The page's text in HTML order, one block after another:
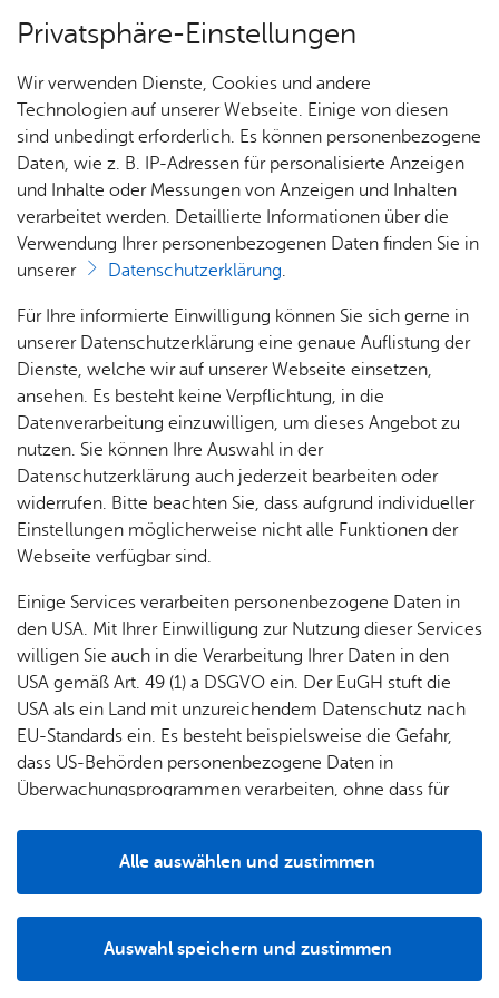
Heute
Alle Ter­mi­ne
Ter­min spei­chern
Ver­an­stal­tung dru­cken
Vor­le­sen
Werft­be­sich­ti­gung im Zep­pe­
lin-Han­gar
Diens­tag, 20. Ok­to­ber 2026
als Einzelperson, Paar oder Familie. Bei Ihrer Besichtigung
erhalten Sie exklusive Einblicke hinter die Kulissen und
nächster Nähe, verständlich erklärt und überraschend
spannend: So wird die Faszination Zeppelin NT auch für
Privatsphäre-Einstellungen
Wir verwenden Dienste, Cookies und andere
Technologien auf unserer Webseite. Einige von diesen
sind unbedingt erforderlich. Es können personenbezogene
Daten, wie z. B. IP-Adressen für personalisierte Anzeigen
und Inhalte oder Messungen von Anzeigen und Inhalten
verarbeitet werden. Detaillierte Informationen über die
Verwendung Ihrer personenbezogenen Daten finden Sie in
unserer
Datenschutzerklärung.
Für Ihre informierte Einwilligung können Sie sich gerne in
unserer Datenschutzerklärung eine genaue Auflistung der
Dienste, welche wir auf unserer Webseite einsetzen,
ansehen. Es besteht keine Verpflichtung, in die
Datenverarbeitung einzuwilligen, um dieses Angebot zu
nutzen. Sie können Ihre Auswahl in der
Datenschutzerklärung auch jederzeit bearbeiten oder
widerrufen. Bitte beachten Sie, dass aufgrund individueller
Einstellungen möglicherweise nicht alle Funktionen der
Webseite verfügbar sind.
Einige Services verarbeiten personenbezogene Daten in
den USA. Mit Ihrer Einwilligung zur Nutzung dieser Services
willigen Sie auch in die Verarbeitung Ihrer Daten in den
USA gemäß Art. 49 (1) a DSGVO ein. Der EuGH stuft die
USA als ein Land mit unzureichendem Datenschutz nach
EU-Standards ein. Es besteht beispielsweise die Gefahr,
dass US-Behörden personenbezogene Daten in
Überwachungsprogrammen verarbeiten, ohne dass für
Auswahl speichern und zustimmen
Alle auswählen und zustimmen